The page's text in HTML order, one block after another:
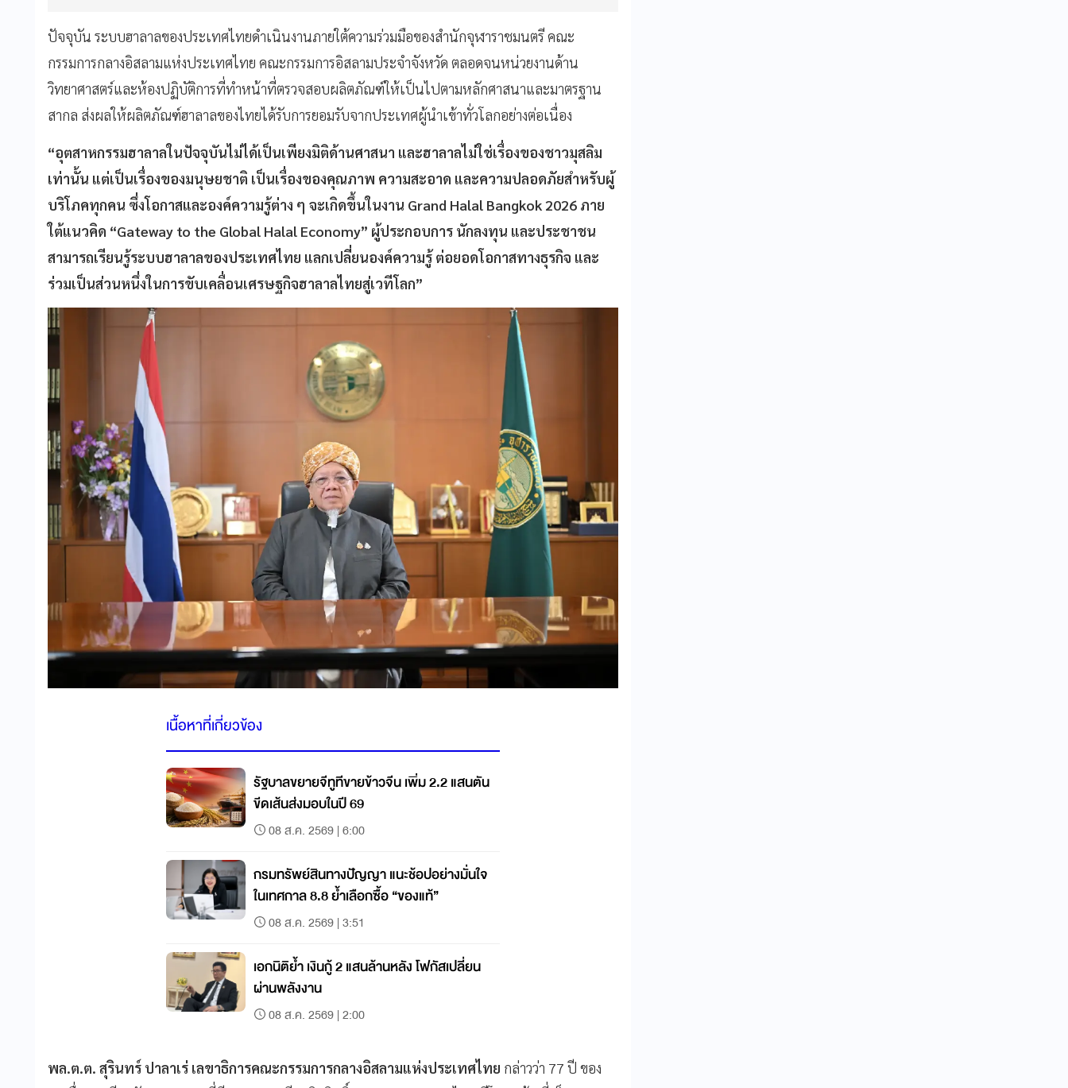
ปัจจุบัน ระบบฮาลาลของประเทศไทยดำเนินงานภายใต้ความร่วมมือของสำนักจุฬาราชมนตรี คณะ
กรรมการกลางอิสลามแห่งประเทศไทย คณะกรรมการอิสลามประจำจังหวัด ตลอดจนหน่วยงานด้าน
วิทยาศาสตร์และห้องปฏิบัติการที่ทำหน้าที่ตรวจสอบผลิตภัณฑ์ให้เป็นไปตามหลักศาสนาและมาตรฐาน
สากล ส่งผลให้ผลิตภัณฑ์ฮาลาลของไทยได้รับการยอมรับจากประเทศผู้นำเข้าทั่วโลกอย่างต่อเนื่อง
“อุตสาหกรรมฮาลาลในปัจจุบันไม่ได้เป็นเพียงมิติด้านศาสนา และฮาลาลไม่ใช่เรื่องของชาวมุสลิม
เท่านั้น แต่เป็นเรื่องของมนุษยชาติ เป็นเรื่องของคุณภาพ ความสะอาด และความปลอดภัยสำหรับผู้
บริโภคทุกคน ซึ่งโอกาสและองค์ความรู้ต่าง ๆ จะเกิดขึ้นในงาน Grand Halal Bangkok 2026 ภาย
ใต้แนวคิด “Gateway to the Global Halal Economy” ผู้ประกอบการ นักลงทุน และประชาชน
สามารถเรียนรู้ระบบฮาลาลของประเทศไทย แลกเปลี่ยนองค์ความรู้ ต่อยอดโอกาสทางธุรกิจ และ
ร่วมเป็นส่วนหนึ่งในการขับเคลื่อนเศรษฐกิจฮาลาลไทยสู่เวทีโลก”
เนื้อหาที่เกี่ยวข้อง
รัฐบาลขยายจีทูทีขายข้าวจีน เพิ่ม 2.2 แสนตัน
ขีดเส้นส่งมอบในปี 69
08 ส.ค. 2569 | 6:00
กรมทรัพย์สินทางปัญญา แนะช้อปอย่างมั่นใจ
ในเทศกาล 8.8 ย้ำเลือกซื้อ “ของแท้”
08 ส.ค. 2569 | 3:51
เอกนิติย้ำ เงินกู้ 2 แสนล้านหลัง โฟกัสเปลี่ยน
ผ่านพลังงาน
08 ส.ค. 2569 | 2:00
พล.ต.ต. สุรินทร์ ปาลาเร่ เลขาธิการคณะกรรมการกลางอิสลามแห่งประเทศไทย กล่าวว่า 77 ปี ของ